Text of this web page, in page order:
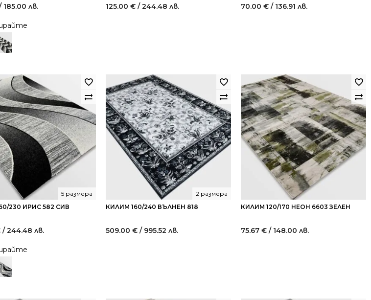
185.00 лв. 125.00 € / 244.48 лв. 70.00 € / 136.91 лв.
230 ИРИС 582 СИВ
5 размера
/ 244.48 лв.
КИЛИМ 160/240 ВЪЛНЕН 818
2 размера
509.00 € / 995.52 лв.
КИЛИМ 120/170 НЕОН 6603 ЗЕЛЕН
75.67 € / 148.00 лв.